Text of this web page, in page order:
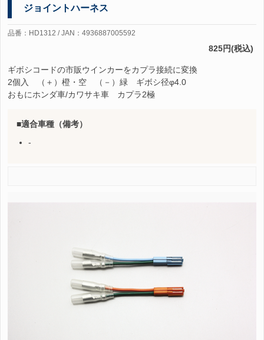
ジョイントハーネス
品番：HD1312 / JAN：4936887005592
825円(税込)
ギボシコードの市販ウインカーをカプラ接続に変換
2個入 （＋）橙・空 （－）緑 ギボシ径φ4.0
おもにホンダ車/カワサキ車 カプラ2極
適合車種（備考）
-